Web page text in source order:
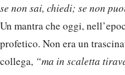
se non sai, chiedi; se non
Un mantra che oggi,
profetico. Non era un
collega, “ma in scaletta